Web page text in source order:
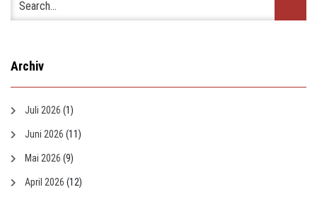
Archiv
Juli 2026 (1)
Juni 2026 (11)
Mai 2026 (9)
April 2026 (12)